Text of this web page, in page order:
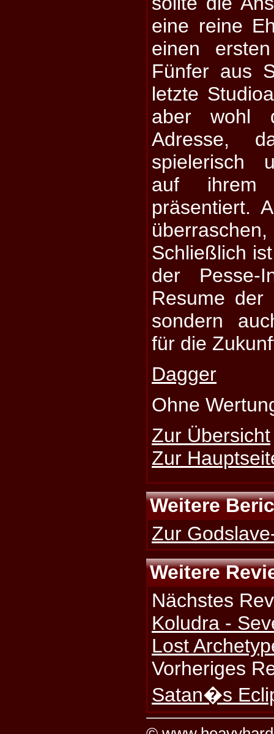
eine reine
einen
Fünfer aus
letzte
aber wohl
Adresse,
spielerisch
auf ihrem
präsentiert.
Schließlich
der
Resume der
sondern
für die
Dagger
Ohne
Zur Übersicht
Zur
Weitere
Zur
Weitere
Nächstes
Koludra -
Lost
Vorheriges
Satan�s